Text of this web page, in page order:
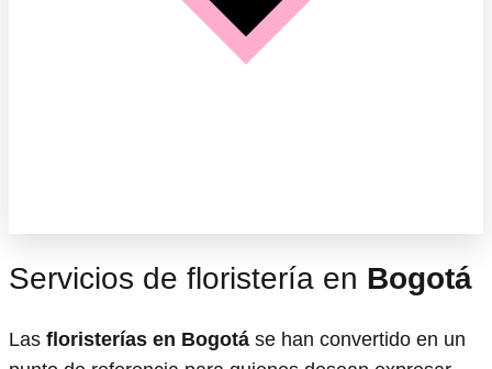
Servicios de floristería en Bogotá
Las floristerías en Bogotá se han convertido en un